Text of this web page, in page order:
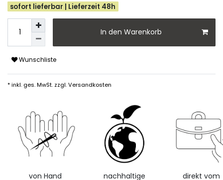
sofort lieferbar | Lieferzeit 48h
In den Warenkorb
Wunschliste
* inkl. ges. MwSt. zzgl.Versandkosten
von Hand
nachhaltige
direkt vom